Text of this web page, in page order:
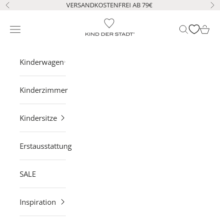
Zum Inhalt springen
Zurück VERSANDKOSTENFREI AB 79€
KIND DER STADT
Navigationsmenü öffnen Suche
Kinderwagen
Kinderzimmer
Kindersitze
Erstausstattung
SALE
Inspiration